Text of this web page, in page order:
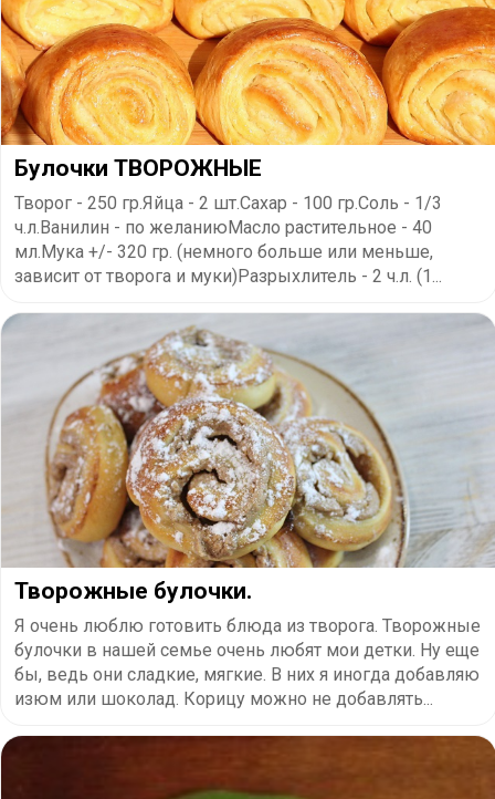
Булочки ТВОРОЖНЫЕ
Творог - 250 гр.Яйца - 2 шт.Сахар - 100 гр.Соль - 1/3
ч.л.Ванилин - по желаниюМасло растительное - 40
мл.Мука +/- 320 гр. (немного больше или меньше,
зависит от творога и муки)Разрыхлитель - 2 ч.л. (1...
Творожные булочки.
Я очень люблю готовить блюда из творога. Творожные
булочки в нашей семье очень любят мои детки. Ну еще
бы, ведь они сладкие, мягкие. В них я иногда добавляю
изюм или шоколад. Корицу можно не добавлять...